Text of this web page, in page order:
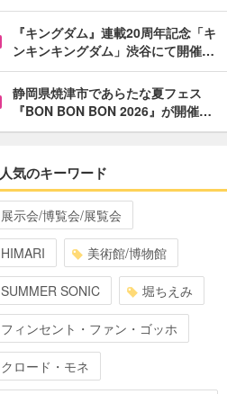
『キングダム』連載20周年記念「キ
ンキンキングダム」渋谷にて開催…
静岡県焼津市であらたな夏フェス
『BON BON BON 2026』が開催…
人気のキーワード
展示会/博覧会/展覧会
HIMARI 美術館/博物館
SUMMER SONIC 堀ちえみ
フィンセント・ファン・ゴッホ
クロード・モネ